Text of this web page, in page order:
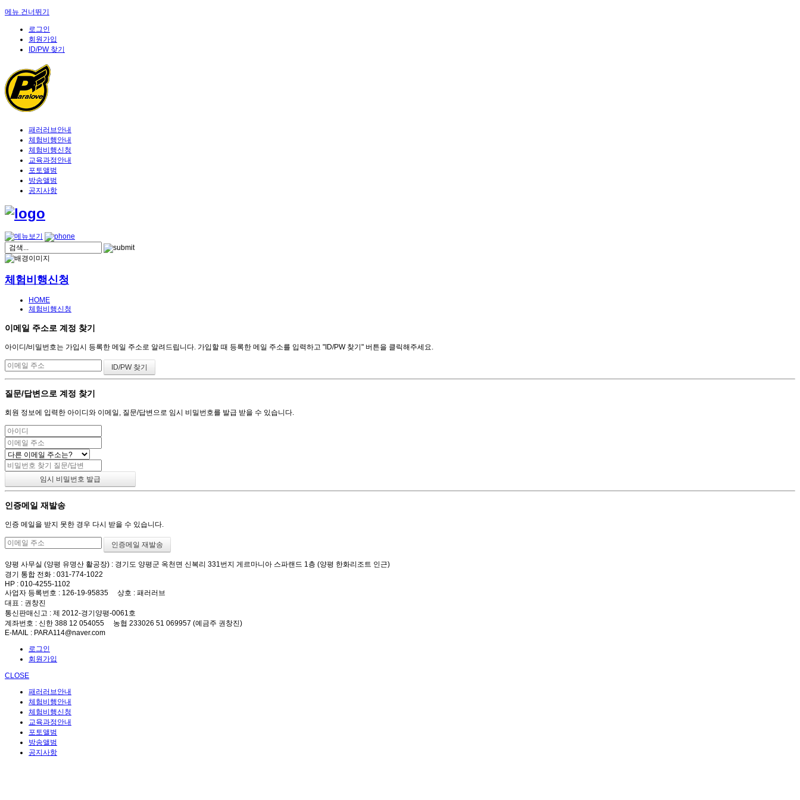
메뉴 건너뛰기
로그인
회원가입
ID/PW 찾기
패러러브안내
체험비행안내
체험비행신청
교육과정안내
포토앨범
방송앨범
공지사항
체험비행신청
HOME
체험비행신청
이메일 주소로 계정 찾기
아이디/비밀번호는 가입시 등록한 메일 주소로 알려드립니다. 가입할 때 등록한 메일 주소를 입력하고 "ID/PW 찾기" 버튼을 클릭해주세요.
질문/답변으로 계정 찾기
회원 정보에 입력한 아이디와 이메일, 질문/답변으로 임시 비밀번호를 발급 받을 수 있습니다.
인증메일 재발송
인증 메일을 받지 못한 경우 다시 받을 수 있습니다.
양평 사무실 (양평 유명산 활공장) : 경기도 양평군 옥천면 신복리 331번지 게르마니아 스파랜드 1층 (양평 한화리조트 인근)
경기 통합 전화 : 031-774-1022
HP : 010-4255-1102
사업자 등록번호 : 126-19-95835 상호 : 패러러브
대표 : 권창진
통신판매신고 : 제 2012-경기양평-0061호
계좌번호 : 신한 388 12 054055 농협 233026 51 069957 (예금주 권창진)
E-MAIL : PARA114@naver.com
로그인
회원가입
CLOSE
패러러브안내
체험비행안내
체험비행신청
교육과정안내
포토앨범
방송앨범
공지사항